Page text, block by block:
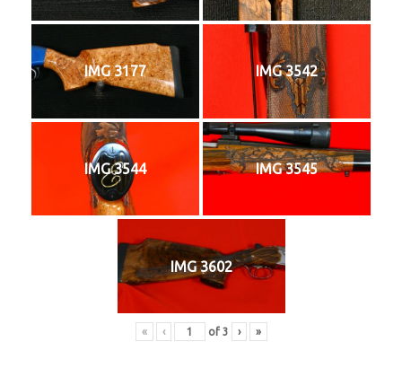
IMG 3177 IMG 3542
IMG 3544 IMG 3545
IMG 3602
« ‹ of 3 › »